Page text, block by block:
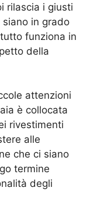
rilascia i giusti
in grado
funziona in
della
attenzioni
è collocata
rivestimenti
alle
che ci siano
termine
degli